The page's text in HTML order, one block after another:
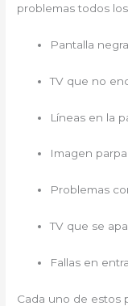
problemas todos
Pantalla
TV que no
Líneas en la
Imagen
Problemas
TV que se
Fallas en
Cada uno de estos